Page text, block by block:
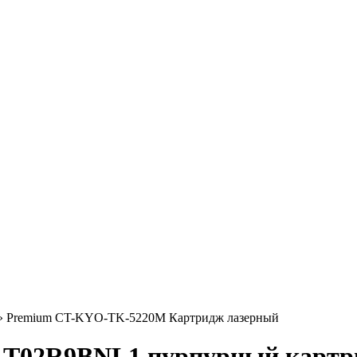
Premium CT-KYO-TK-5220M Картридж лазерный